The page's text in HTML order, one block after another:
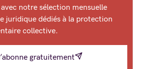
notre sélection mensuelle
juridique dédiés à la protection
collective.
gratuitement